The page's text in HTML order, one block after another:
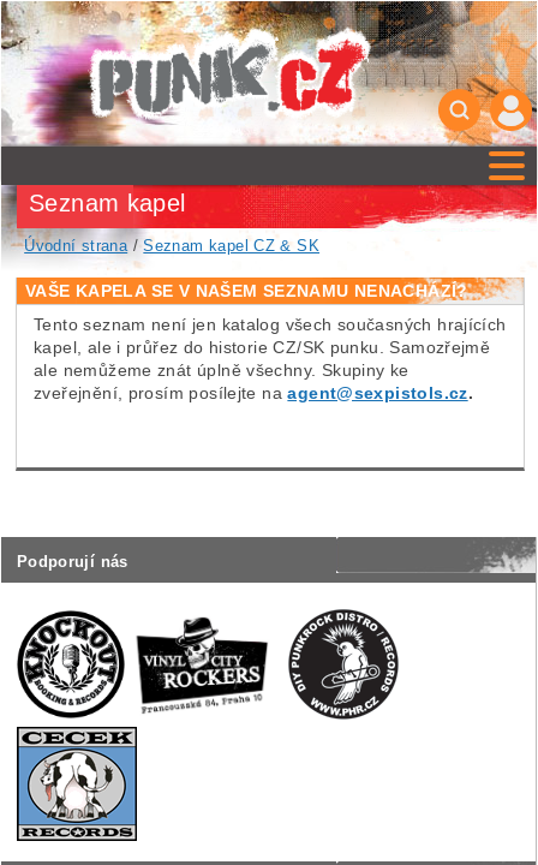
Podporují nás
Seznam kapel
Úvodní strana/Seznam kapel CZ & SK
VAŠE KAPELA SE V NAŠEM SEZNAMU NENACHÁZÍ?
Tento seznam není jen katalog všech současných hrajících
kapel, ale i průřez do historie CZ/SK punku. Samozřejmě
ale nemůžeme znát úplně všechny. Skupiny ke
zveřejnění, prosím posílejte na agent@sexpistols.cz.